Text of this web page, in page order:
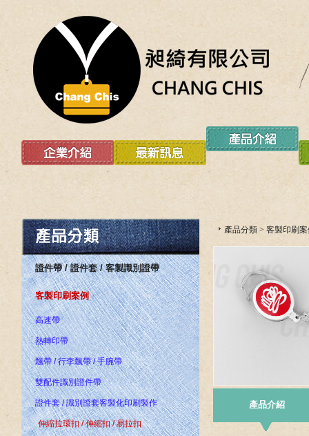
證件帶 / 證件套 / 客製識別證帶
客製印刷案例
高速帶
熱轉印帶
飄帶 / 行李飄帶 / 手腕帶
雙配件識別證件帶
證件套 / 識別證套客製化印刷製作
伸縮拉環扣 / 伸縮扣 / 易拉扣
產品分類 > 客製印刷
產品介紹